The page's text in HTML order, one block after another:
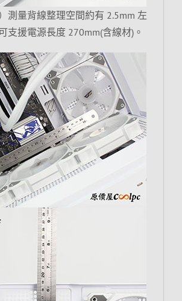
測量背線整理空間約有 2.5mm 左
支援電源長度 270mm(含線材)。